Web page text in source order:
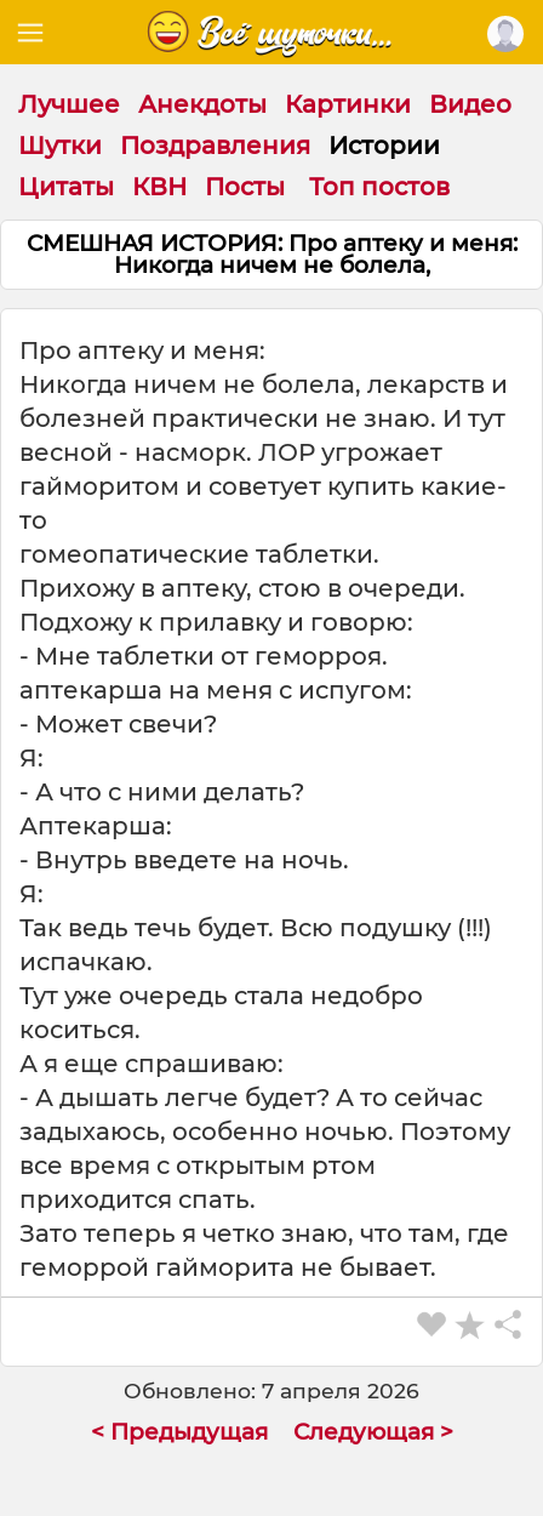
Лучшее Анекдоты Картинки
Видео
Шутки
Поздравления
Истории
Цитаты
КВН Посты Топ постов
СМЕШНАЯ ИСТОРИЯ: Про аптеку и меня:
Никогда ничем не болела,
Про аптеку и меня:
Никогда ничем не болела, лекарств и
болезней практически не знаю. И тут
весной - насморк. ЛОР угрожает
гайморитом и советует купить какие-
то
гомеопатические таблетки.
Прихожу в аптеку, стою в очереди.
Подхожу к прилавку и говорю:
- Мне таблетки от геморроя.
аптекарша на меня с испугом:
- Может свечи?
Я:
- А что с ними делать?
Аптекарша:
- Внутрь введете на ночь.
Я:
Так ведь течь будет. Всю подушку (!!!)
испачкаю.
Тут уже очередь стала недобро
коситься.
А я еще спрашиваю:
- А дышать легче будет? А то сейчас
задыхаюсь, особенно ночью. Поэтому
все время с открытым ртом
приходится спать.
Зато теперь я четко знаю, что там, где
геморрой гайморита не бывает.
Обновлено: 7 апреля 2026
< Предыдущая Следующая >